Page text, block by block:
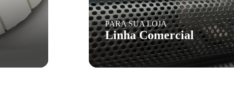
PARA SUA LOJA
Linha Comercial